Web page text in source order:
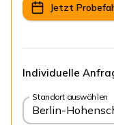
Jetzt
Individuelle
Standort auswählen
Berlin-